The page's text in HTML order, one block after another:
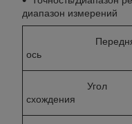
диапазон измерений
ось
Угол
схождения